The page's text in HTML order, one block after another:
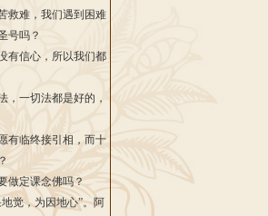
救难，我们遇到困难
号吗？
有信心，所以我们都
，一切法都是好的，
有临终接引相，而十
做定课念佛吗？
觉，为因地心”。阿